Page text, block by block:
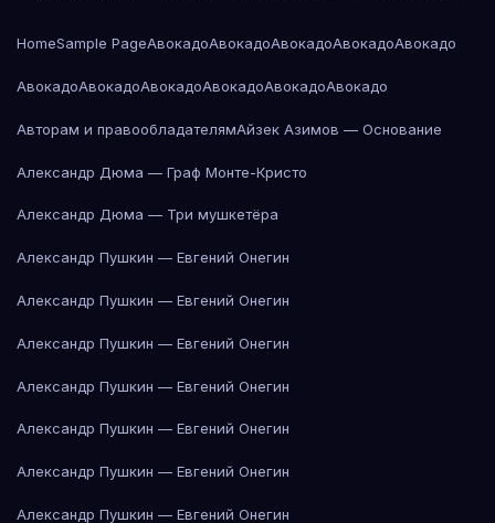
HomeSample PageАвокадоАвокадоАвокадоАвокадоАвокадо
АвокадоАвокадоАвокадоАвокадоАвокадоАвокадо
Авторам и правообладателямАйзек Азимов — Основание
Александр Дюма — Граф Монте-Кристо
Александр Дюма — Три мушкетёра
Александр Пушкин — Евгений Онегин
Александр Пушкин — Евгений Онегин
Александр Пушкин — Евгений Онегин
Александр Пушкин — Евгений Онегин
Александр Пушкин — Евгений Онегин
Александр Пушкин — Евгений Онегин
Александр Пушкин — Евгений Онегин